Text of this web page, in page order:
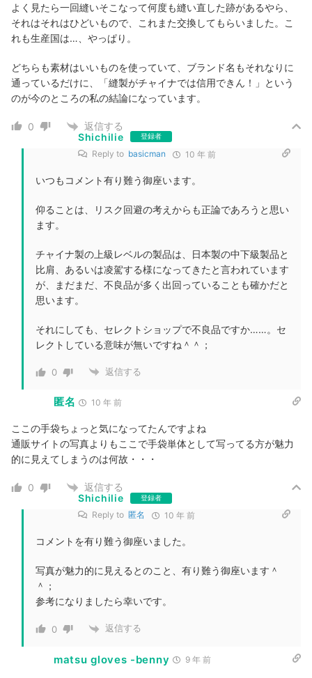
よく見たら一回縫いそこなって何度も縫い直した跡があるやら、
それはそれはひどいもので、これまた交換してもらいました。こ
れも生産国は…、やっぱり。
どちらも素材はいいものを使っていて、ブランド名もそれなりに
通っているだけに、「縫製がチャイナでは信用できん！」という
のが今のところの私の結論になっています。
0
返信する
Shichilie
登録者
Reply to basicman 10 年 前
いつもコメント有り難う御座います。
仰ることは、リスク回避の考えからも正論であろうと思い
ます。
チャイナ製の上級レベルの製品は、日本製の中下級製品と
比肩、あるいは凌駕する様になってきたと言われています
が、まだまだ、不良品が多く出回っていることも確かだと
思います。
それにしても、セレクトショップで不良品ですか……。セ
レクトしている意味が無いですね＾＾；
0 返信する
匿名 10 年 前
ここの手袋ちょっと気になってたんですよね
通販サイトの写真よりもここで手袋単体として写ってる方が魅力
的に見えてしまうのは何故・・・
0
返信する
Shichilie
登録者
Reply to 匿名 10 年 前
コメントを有り難う御座いました。
写真が魅力的に見えるとのこと、有り難う御座います＾
＾；
参考になりましたら幸いです。
0 返信する
matsu gloves -benny 9 年 前